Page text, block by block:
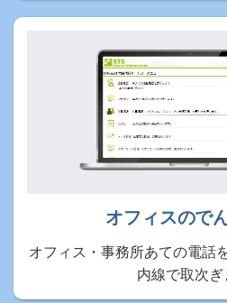
オフィスので
オフィス・事務所あての電話
内線で取次ぎ